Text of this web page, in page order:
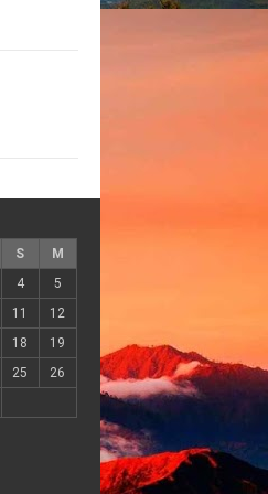
S
M
4
5
11
12
18
19
25
26